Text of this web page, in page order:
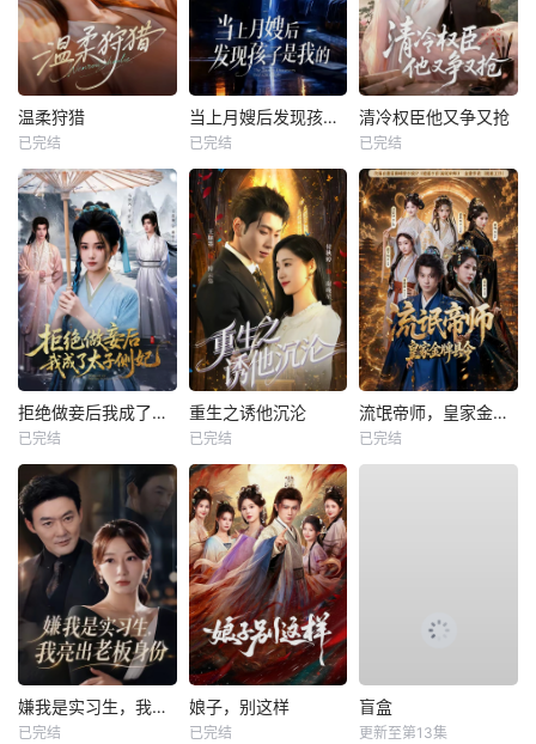
温柔狩猎
已完结
当上月嫂后发现孩子是我的
已完结
清冷权臣他又争又抢
已完结
拒绝做妾后我成了太子侧妃
已完结
重生之诱他沉沦
已完结
流氓帝师，皇家金牌县令
已完结
嫌我是实习生，我亮出老板身份
已完结
娘子，别这样
已完结
盲盒
更新至第13集